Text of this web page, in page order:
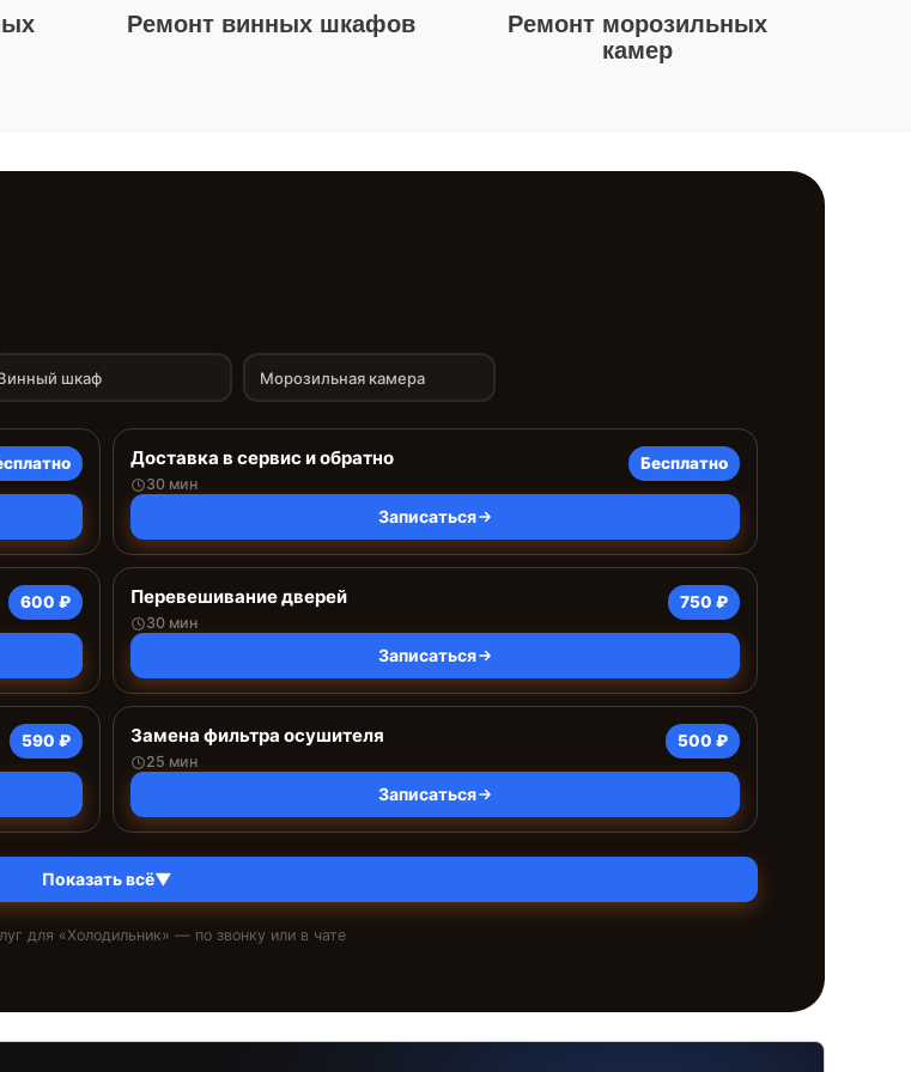
Ремонт винных шкафов
Ремонт морозильных
камер
шкаф Морозильная камера
Доставка в сервис и обратно
30 мин
Бесплатно
Записаться
600 ₽ Перевешивание дверей
30 мин
750 ₽
Записаться
590 ₽ Замена фильтра осушителя
25 мин
500 ₽
Записаться
Показать всё▼
для «Холодильник» — по звонку или в чате